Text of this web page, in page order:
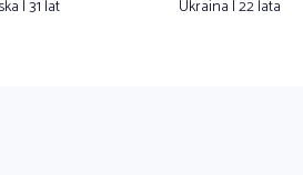
| 31 lat Ukraina | 22 lata